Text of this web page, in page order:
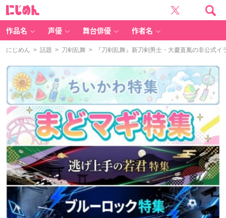
作品名 声優 舞台俳優 作者名
にじめん > 話題 > 刀剣乱舞 > 『刀剣乱舞』新刀剣男士・大慶直胤の非公式イ